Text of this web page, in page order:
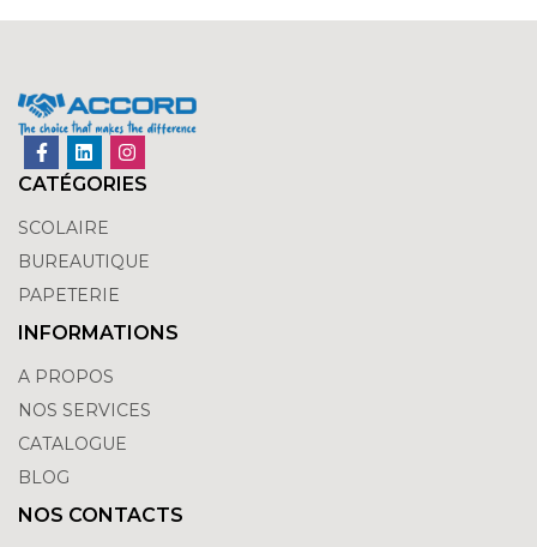
CATÉGORIES
SCOLAIRE
BUREAUTIQUE
PAPETERIE
INFORMATIONS
A PROPOS
NOS SERVICES
CATALOGUE
BLOG
NOS CONTACTS